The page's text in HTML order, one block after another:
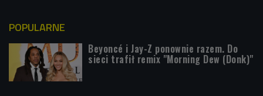
POPULARNE
Beyoncé i Jay-Z ponownie razem. Do
sieci trafił remix "Morning Dew (Donk)"